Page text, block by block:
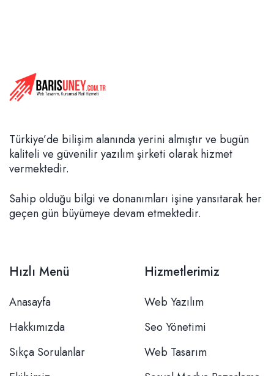
Türkiye’de bilişim alanında yerini almıştır ve bugün
kaliteli ve güvenilir yazılım şirketi olarak hizmet
vermektedir.
Sahip olduğu bilgi ve donanımları işine yansıtarak her
geçen gün büyümeye devam etmektedir.
Hızlı Menü
Anasayfa
Hakkımızda
Sıkça Sorulanlar
Hizmetlerimiz
Web Yazılım
Seo Yönetimi
Web Tasarım